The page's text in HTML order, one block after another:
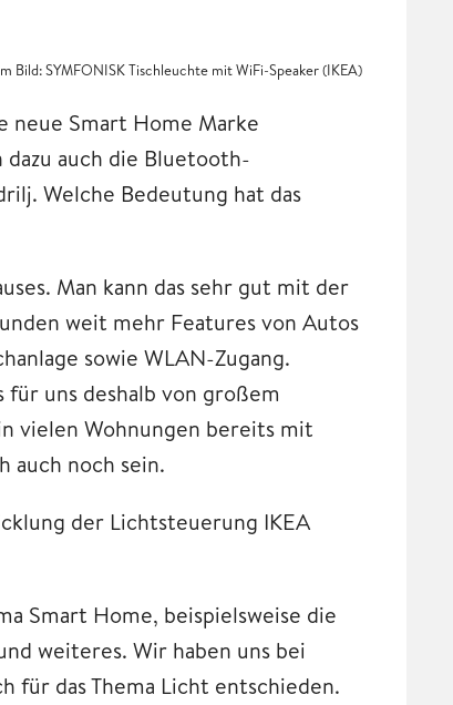
Bild: SYMFONISK Tischleuchte mit WiFi-Speaker (IKEA)
neue Smart Home Marke
auch die Bluetooth-
Welche Bedeutung hat das
Man kann das sehr gut mit der
weit mehr Features von Autos
sowie WLAN-Zugang.
für uns deshalb von großem
vielen Wohnungen bereits mit
auch noch sein.
der Lichtsteuerung IKEA
Smart Home, beispielsweise die
weiteres. Wir haben uns bei
für das Thema Licht entschieden.